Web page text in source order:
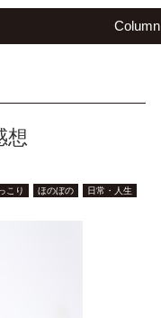
Column
想
こり ほのぼの 日常・人生